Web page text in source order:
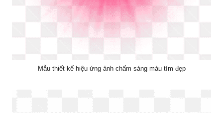
Mẫu thiết kế hiệu ứng ảnh chấm sáng màu tím đẹp